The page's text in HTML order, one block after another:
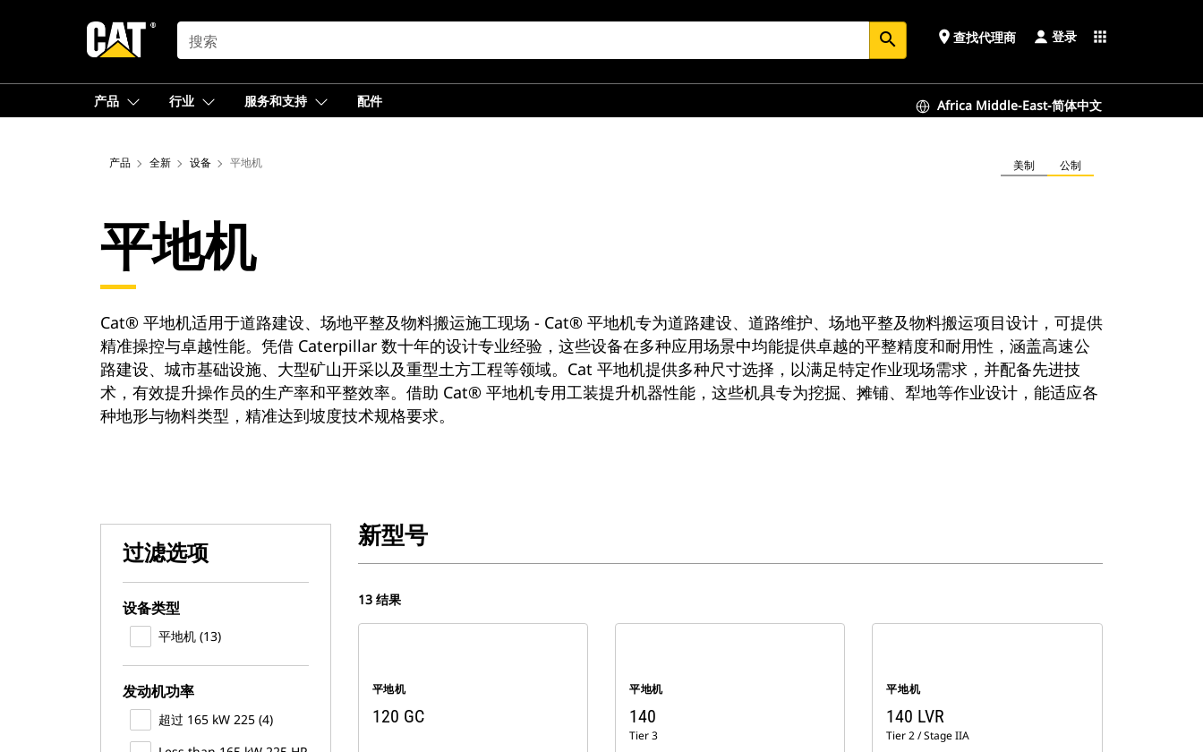
SEARCH search place 查找代理商 登录 apps
产品 行业 服务和支持 配件 Africa Middle-East-简体中文
产品 全新 设备 平地机 美制 公制
平地机
Cat® 平地机适用于道路建设、场地平整及物料搬运施工现场 - Cat® 平地机专为道路建设、道路维护、场地平整及物料搬运项目设计，可提供
精准操控与卓越性能。凭借 Caterpillar 数十年的设计专业经验，这些设备在多种应用场景中均能提供卓越的平整精度和耐用性，涵盖高速公
路建设、城市基础设施、大型矿山开采以及重型土方工程等领域。Cat 平地机提供多种尺寸选择，以满足特定作业现场需求，并配备先进技
术，有效提升操作员的生产率和平整效率。借助 Cat® 平地机专用工装提升机器性能，这些机具专为挖掘、摊铺、犁地等作业设计，能适应各
种地形与物料类型，精准达到坡度技术规格要求。
过滤选项
设备类型
平地机 (13)
发动机功率
超过 165 kW 225 (4)
新型号
13 结果
平地机
120 GC
平地机
140
Tier 3
平地机
140 LVR
Tier 2 / Stage IIA